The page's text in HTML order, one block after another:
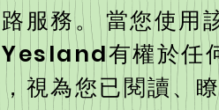
服務。 當您使用
有權於任
視為您已閱讀、